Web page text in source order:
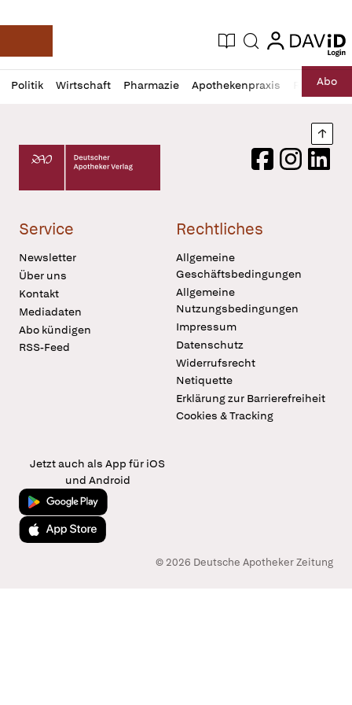
Deutsche Apotheker Zeitung
Aktuelle Ausgabe
Suche login
login
Politik Wirtschaft Pharmazie Apothekenpraxis RechtAbo
Profil
öffnen
Daz
Pur
Deutscher Apotheker Verlag Logo
FacebookInstagram
Service
Newsletter
Über uns
Kontakt
Mediadaten
Abo kündigen
RSS-Feed
Rechtliches
Allgemeine
Geschäftsbedingungen
Allgemeine
Nutzungsbedingungen
Impressum
Datenschutz
Widerrufsrecht
Netiquette
Erklärung zur Barrierefreiheit
Cookies & Tracking
Jetzt auch als App für iOS
und Android
Jetzt bei Google Play
Laden im App Store
© 2026 Deutsche Apotheker Zeitung